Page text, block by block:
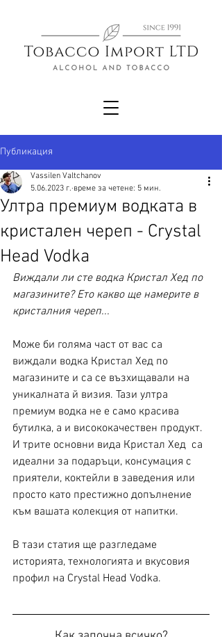
Публикация
Ултра премиум водката в
кристален череп - Crystal
Head Vodka
Vassilen Valtchanov
5.06.2023 г. време за четене: 5 мин.
Виждали ли сте водка Кристал Хед по
магазините? Ето какво ще намерите в
кристалния череп...
Може би голяма част от вас са
виждали водка Кристал Хед по
магазините и са се възхищавали на
уникалната й визия. Тази ултра
премиум водка не е само красива
бутилка, а и висококачествен продукт.
И трите основни вида Кристал Хед  са
идеални за подаръци, консумация с
приятели, коктейли в заведения или
просто като престижно допълнение
към вашата колекция от напитки.
В тази статия ще разгледаме
историята, технологията и вкусовия
профил на Crystal Head Vodka.